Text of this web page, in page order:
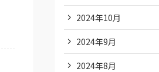
2024年10月
2024年9月
2024年8月